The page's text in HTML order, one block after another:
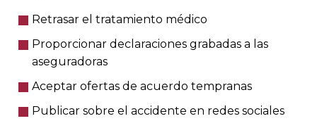
Retrasar el tratamiento médico
Proporcionar declaraciones grabadas a las
aseguradoras
Aceptar ofertas de acuerdo tempranas
Publicar sobre el accidente en redes sociales